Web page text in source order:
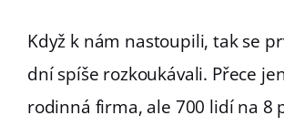
Když k nám nastoupili, tak se
dní spíše rozkoukávali. Přece
rodinná firma, ale 700 lidí na 8